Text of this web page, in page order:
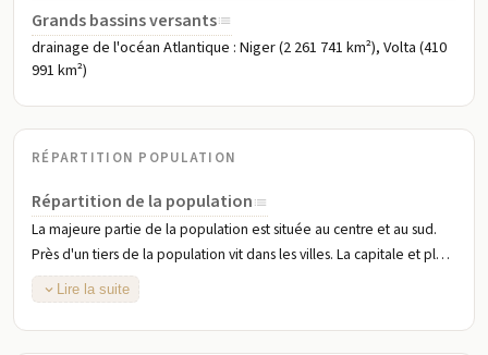
Grands bassins versants
drainage de l'océan Atlantique : Niger (2 261 741 km²), Volta (410
991 km²)
RÉPARTITION POPULATION
Répartition de la population
La majeure partie de la population est située au centre et au sud.
Près d'un tiers de la population vit dans les villes. La capitale et plus
grande ville est Ouagadougou (Ouaga), avec une population de 1,8
million d'habitants comme le montre cette carte de distribution de
la population (2019)
Lire la suite